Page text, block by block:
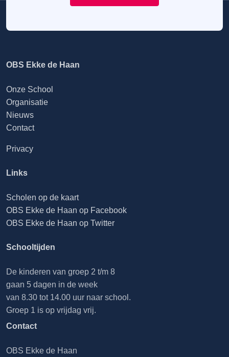
OBS Ekke de Haan
Onze School
Organisatie
Nieuws
Contact
Privacy
Links
Scholen op de kaart
OBS Ekke de Haan op Facebook
OBS Ekke de Haan op Twitter
Schooltijden
De kinderen van groep 2 t/m 8
gaan 5 dagen in de week
van 8.30 tot 14.00 uur naar school.
Groep 1 is op vrijdag vrij.
Contact
OBS Ekke de Haan